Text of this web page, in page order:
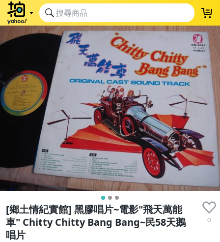
[鄉土情紀實館] 黑膠唱片~電影"飛天萬能
車" Chitty Chitty Bang Bang~民58天鵝
唱片
0